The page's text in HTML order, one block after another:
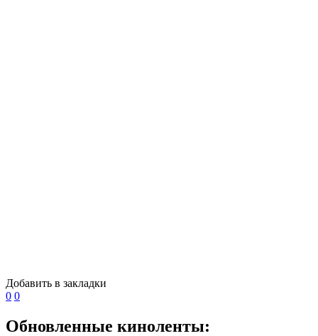
Добавить в закладки
0 0
Обновленные киноленты: